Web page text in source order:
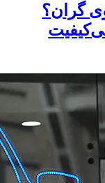
گران؟